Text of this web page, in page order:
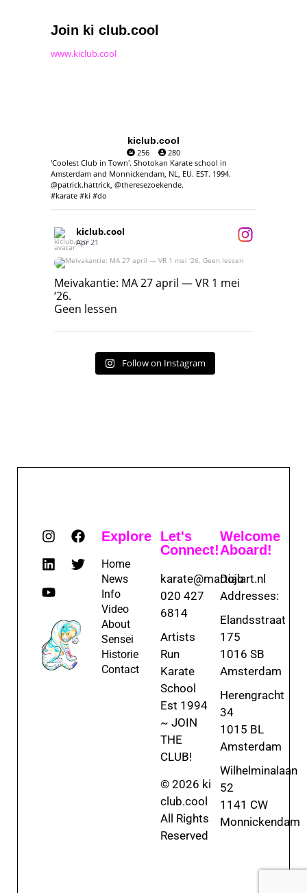
Join ki club.cool
www.kiclub.cool
kiclub.cool
256
280
'Coolest Club in Town'. Shotokan Karate school in
Amsterdam and Monnickendam, NL, EU. EST. 1994.
@patrick.hattrick, @theresezoekende.
#karate #ki #do
kiclub.cool
Apr 21
Meivakantie: MA 27 april — VR 1 mei ‘26.
Geen lessen
Meivakantie: MA 27 april — VR 1 mei
‘26.
Geen lessen
Follow on Instagram
Explore
Home
News
Info
Video
About
Sensei
Historie
Contact
Let's
Connect!
karate@martialart.nl
020 427
6814
Artists
Run
Karate
School
Est 1994
~ JOIN
THE
CLUB!
© 2026 ki
club.cool
All Rights
Reserved
Welcome
Aboard!
Dojo
Addresses:
Elandsstraat
175
1016 SB
Amsterdam
Herengracht
34
1015 BL
Amsterdam
Wilhelminalaan
52
1141 CW
Monnickendam